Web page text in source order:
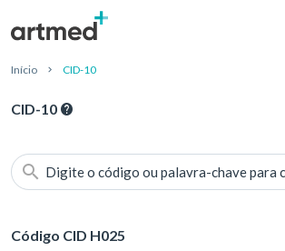
Início CID-10
CID-10
Digite o código ou palavra-chave para
Código CID H025